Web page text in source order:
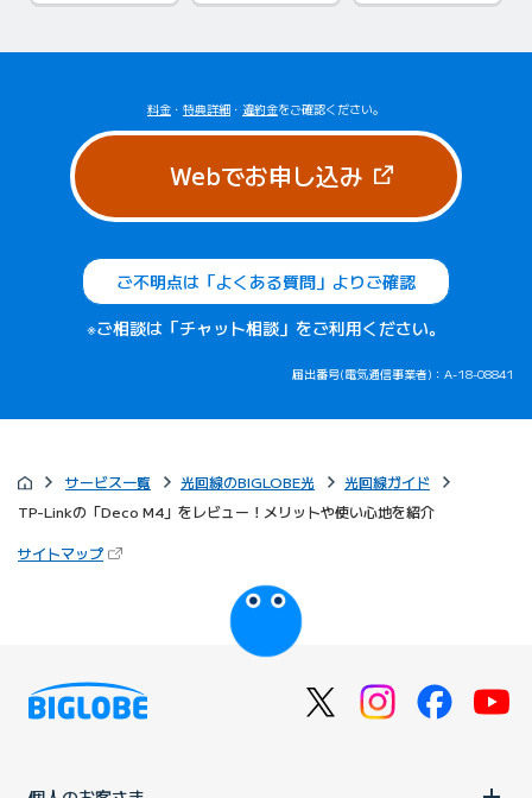
料金 ・ 特典詳細 ・ 違約金をご確認ください。
Webでお申し込み（新しいタブ
ご不明点は「よくある質問」よりご確認
※ご相談は「チャット相談」をご利用ください。
届出番号(電気通信事業者)：A-18-08841
サービス一覧 光回線のBIGLOBE光
光回線ガイド
TP-Linkの「Deco M4」をレビュー！メリットや使い心地を紹介
サイトマップ（新しいタブで開きます）